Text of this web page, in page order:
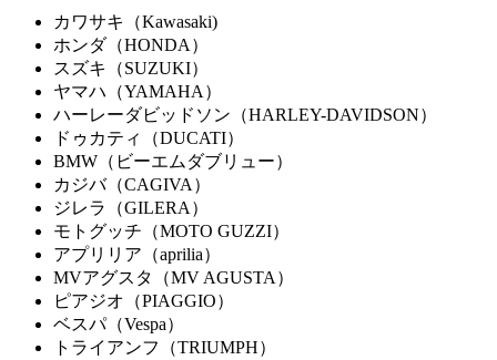
カワサキ（Kawasaki)
ホンダ（HONDA）
スズキ（SUZUKI）
ヤマハ（YAMAHA）
ハーレーダビッドソン（HARLEY-DAVIDSON）
ドゥカティ（DUCATI）
BMW（ビーエムダブリュー）
カジバ（CAGIVA）
ジレラ（GILERA）
モトグッチ（MOTO GUZZI）
アプリリア（aprilia）
MVアグスタ（MV AGUSTA）
ピアジオ（PIAGGIO）
ベスパ（Vespa）
トライアンフ（TRIUMPH）